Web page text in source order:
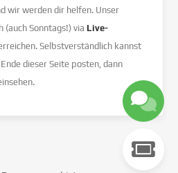
wir werden dir helfen. Unser
Sonntags!) via Live-
Selbstverständlich kannst
dieser Seite posten, dann